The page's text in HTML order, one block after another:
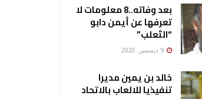
بعد وفاته..8 معلومات لا
تعرفها عن أيمن دابو
“الثعلب”
خالد بن يمين مديرا
تنفيذيا للالعاب بالاتحاد